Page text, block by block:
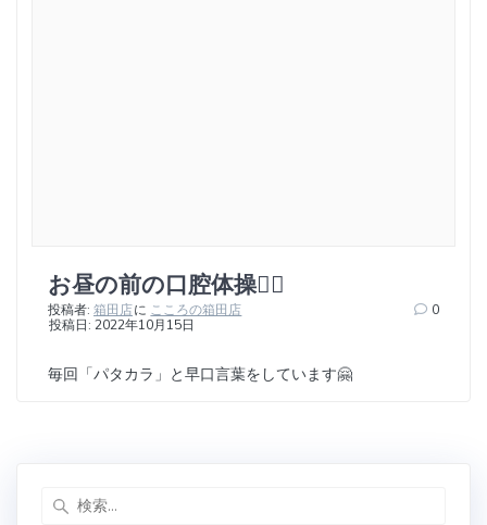
お昼の前の口腔体操🤸‍♂️
投稿者: 箱田店に こころの箱田店
投稿日: 2022年10月15日
0
毎回「パタカラ」と早口言葉をしています🤗